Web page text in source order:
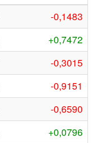
-0,1483
+0,7472
-0,3015
-0,9151
-0,6590
+0,0796